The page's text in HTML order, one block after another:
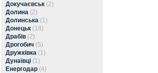
Докучаєвськ (2)
Долина (2)
Долинська (1)
Донецьк (18)
Драбів (2)
Дрогобич (5)
Дружківка (1)
Дунаївці (1)
Енергодар (4)